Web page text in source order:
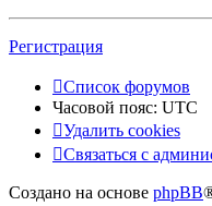
Регистрация
Список форумов
Часовой пояс: UTC
Удалить cookies
Связаться с
Создано на основе phpBB